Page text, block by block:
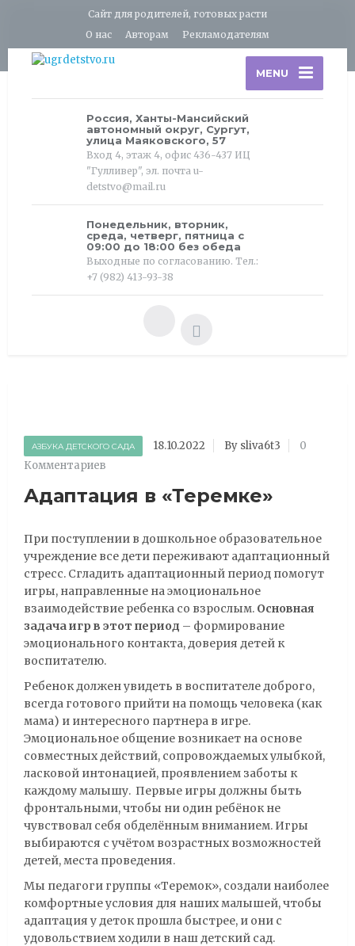
Сайт для родителей, готовых расти
О нас
Авторам Рекламодателям
MENU
Россия, Ханты-Мансийский
автономный округ, Сургут,
улица Маяковского, 57
Вход 4, этаж 4, офис 436-437 ИЦ
"Гулливер", эл. почта u-
detstvo@mail.ru
Понедельник, вторник,
среда, четверг, пятница с
09:00 до 18:00 без обеда
Выходные по согласованию. Тел.:
+7 (982) 413-93-38
АЗБУКА ДЕТСКОГО САДА 18.10.2022 By sliva6t3
0
Комментариев
Адаптация в «Теремке»
При поступлении в дошкольное образовательное
учреждение все дети переживают адаптационный
стресс. Сгладить адаптационный период помогут
игры, направленные на эмоциональное
взаимодействие ребенка со взрослым. Основная
задача игр в этот период – формирование
эмоционального контакта, доверия детей к
воспитателю.
Ребенок должен увидеть в воспитателе доброго,
всегда готового прийти на помощь человека (как
мама) и интересного партнера в игре.
Эмоциональное общение возникает на основе
совместных действий, сопровождаемых улыбкой,
ласковой интонацией, проявлением заботы к
каждому малышу. Первые игры должны быть
фронтальными, чтобы ни один ребёнок не
чувствовал себя обделённым вниманием. Игры
выбираются с учётом возрастных возможностей
детей, места проведения.
Мы педагоги группы «Теремок», создали наиболее
комфортные условия для наших малышей, чтобы
адаптация у деток прошла быстрее, и они с
удовольствием ходили в наш детский сад.